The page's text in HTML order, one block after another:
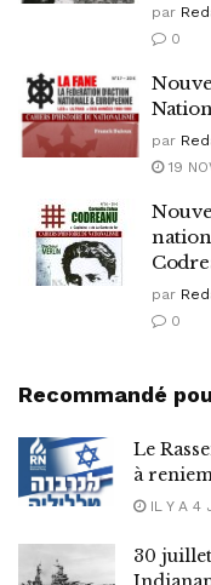
par
0
par
19
par
0
Recommandé
Le
à
IL Y A 4
30 juillet